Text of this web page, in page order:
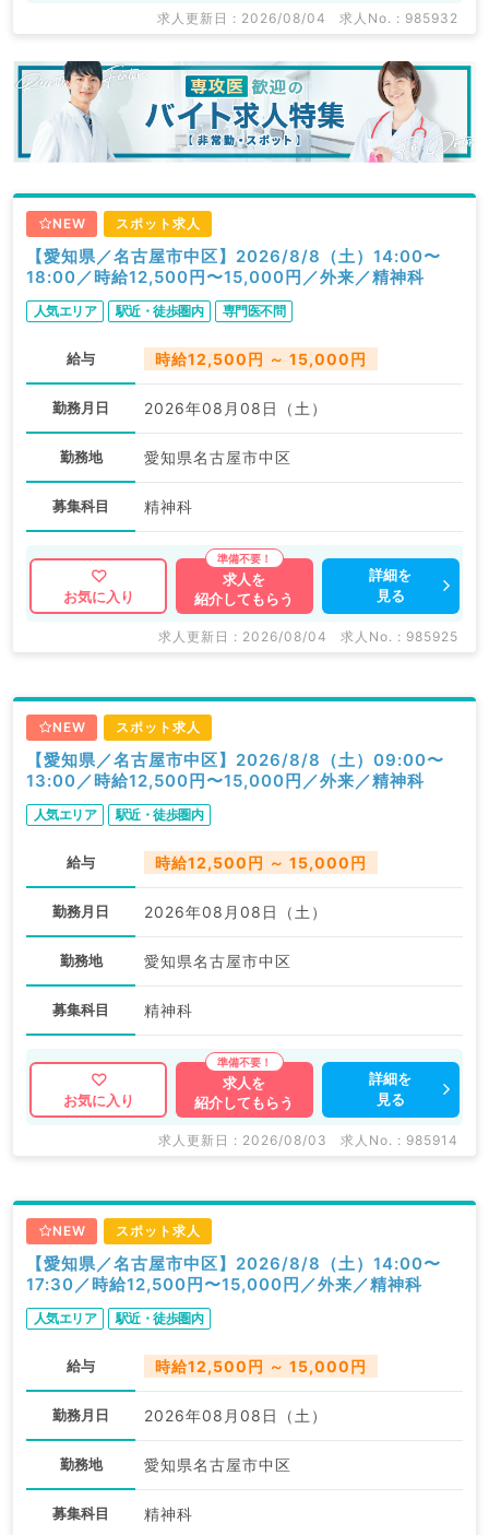
求人更新日 : 2026/08/04 求人No. : 985932
NEW スポット求人
【愛知県／名古屋市中区】2026/8/8（土）14:00〜
18:00／時給12,500円〜15,000円／外来／精神科
人気エリア 駅近・徒歩圏内 専門医不問
給与 時給12,500円 ～ 15,000円
勤務月日 2026年08月08日（土）
勤務地 愛知県名古屋市中区
募集科目 精神科
お気に入り
求人を
紹介してもらう
詳細を
見る
求人更新日 : 2026/08/04 求人No. : 985925
NEW スポット求人
【愛知県／名古屋市中区】2026/8/8（土）09:00〜
13:00／時給12,500円〜15,000円／外来／精神科
人気エリア 駅近・徒歩圏内
給与 時給12,500円 ～ 15,000円
勤務月日 2026年08月08日（土）
勤務地 愛知県名古屋市中区
募集科目 精神科
お気に入り
求人を
紹介してもらう
詳細を
見る
求人更新日 : 2026/08/03 求人No. : 985914
NEW スポット求人
【愛知県／名古屋市中区】2026/8/8（土）14:00〜
17:30／時給12,500円〜15,000円／外来／精神科
人気エリア 駅近・徒歩圏内
給与 時給12,500円 ～ 15,000円
勤務月日 2026年08月08日（土）
勤務地 愛知県名古屋市中区
募集科目 精神科